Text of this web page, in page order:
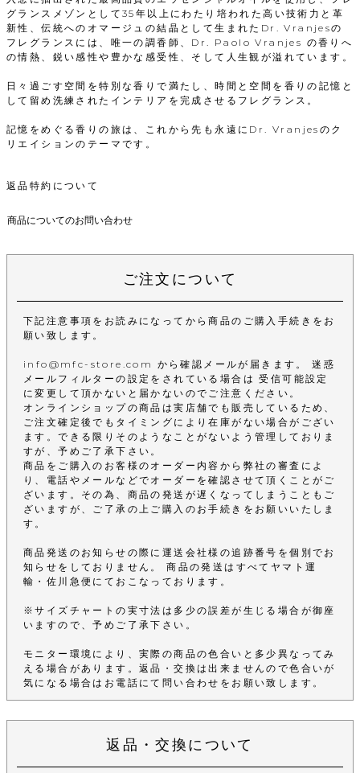
グランスメゾンとして35年以上にわたり培われた高い技術力と革
新性、伝統へのオマージュの結晶として生まれたDr. Vranjesの
フレグランスには、唯一の調香師、Dr. Paolo Vranjes の香りへ
の情熱、鋭い感性や豊かな感受性、そして人生観が溢れています。
日々過ごす空間を特別な香りで満たし、時間と空間を香りの記憶と
して留め洗練されたインテリアを完成させるフレグランス。
記憶をめぐる香りの旅は、これから先も永遠にDr. Vranjesのク
リエイションのテーマです。
返品特約について
商品についてのお問い合わせ
ご注文について
下記注意事項をお読みになってから商品のご購入手続きをお
願い致します。
info@mfc-store.com から確認メールが届きます。 迷惑
メールフィルターの設定をされている場合は 受信可能設定
に変更して頂かないと届かないのでご注意ください。
オンラインショップの商品は実店舗でも販売しているため、
ご注文確定後でもタイミングにより在庫がない場合がござい
ます。できる限りそのようなことがないよう管理しておりま
すが、予めご了承下さい。
商品をご購入のお客様のオーダー内容から弊社の審査によ
り、電話やメールなどでオーダーを確認させて頂くことがご
ざいます。その為、商品の発送が遅くなってしまうこともご
ざいますが、ご了承の上ご購入のお手続きをお願いいたしま
す。
商品発送のお知らせの際に運送会社様の追跡番号を個別でお
知らせをしておりません。 商品の発送はすべてヤマト運
輸・佐川急便にておこなっております。
※サイズチャートの実寸法は多少の誤差が生じる場合が御座
いますので、予めご了承下さい。
モニター環境により、実際の商品の色合いと多少異なってみ
える場合があります。返品・交換は出来ませんので色合いが
気になる場合はお電話にて問い合わせをお願い致します。
返品・交換について